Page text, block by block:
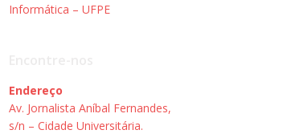
Informática – UFPE
Endereço
Av. Jornalista Aníbal Fernandes,
s/n – Cidade Universitária.